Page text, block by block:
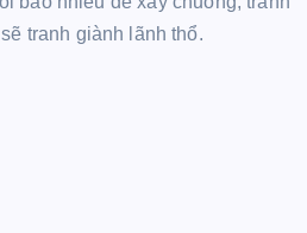
tranh giành lãnh thổ.